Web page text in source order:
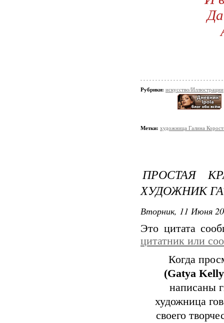
Рубрики: искусство/Иллюстрации
Метки: художница Галина
ПРОСТАЯ
ХУДОЖНИК
Вторник, 11 Июня
Это цитата
цитатник или
Когда
(Gatya
написаны
художница
своего